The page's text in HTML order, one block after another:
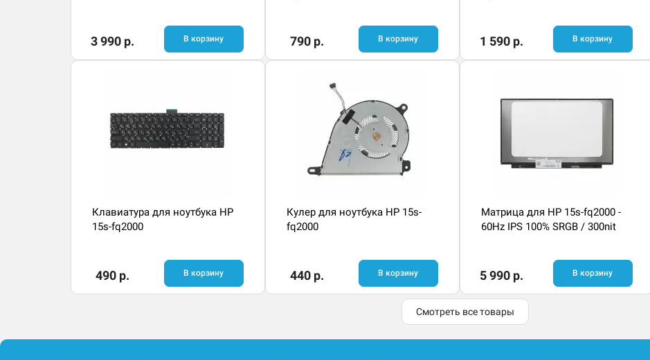
3 990 р. В корзину 790 р. В корзину 1 590 р. В корзину
Клавиатура для ноутбука HP
15s-fq2000
490 р. В корзину
Кулер для ноутбука HP 15s-
fq2000
440 р. В корзину
Матрица для HP 15s-fq2000 -
60Hz IPS 100% SRGB / 300nit
5 990 р. В корзину
Смотреть все товары